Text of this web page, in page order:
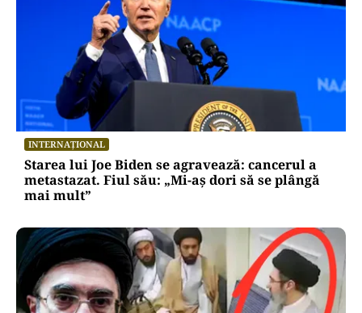
INTERNAȚIONAL
Starea lui Joe Biden se agravează: cancerul a
metastazat. Fiul său: „Mi-aș dori să se plângă
mai mult”